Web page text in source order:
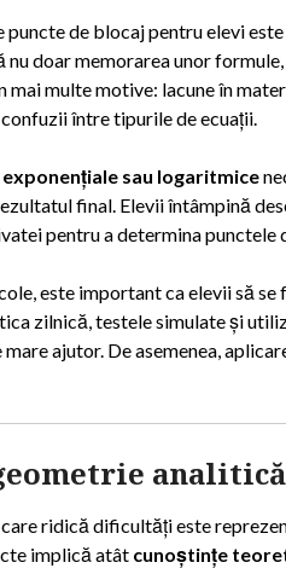
de blocaj pentru elevi
doar memorarea unor
mai multe motive: lacune în
între tipurile de ecuații.
sau logaritmice
final. Elevii întâmpină
pentru a determina punctele
este important ca elevii să se
zilnică, testele simulate și
ajutor. De asemenea,
ridică dificultăți este
implică atât cunoștințe